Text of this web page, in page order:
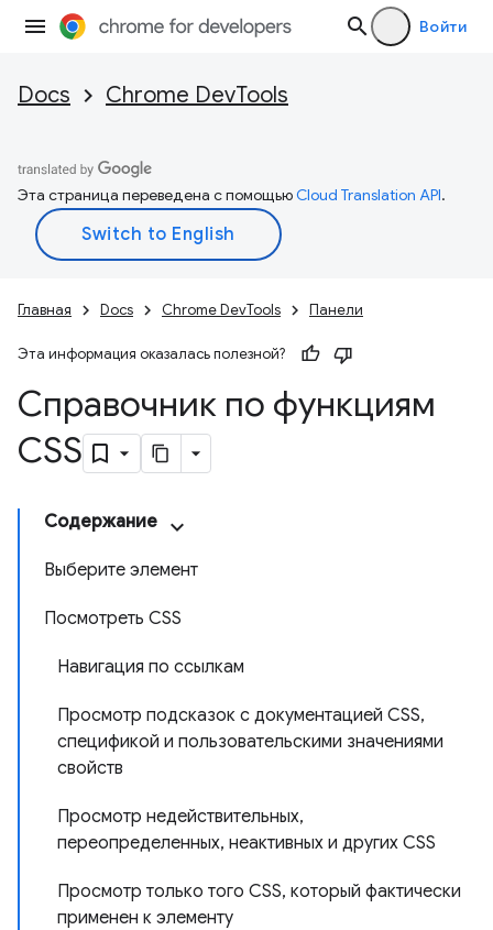
Войти
Docs Chrome DevTools
Эта страница переведена с помощьюCloud Translation API.
Главная Docs Chrome DevTools Панели
Эта информация оказалась полезной?
Справочник по функциям
CSS
Содержание
Выберите элемент
Посмотреть CSS
Навигация по ссылкам
Просмотр подсказок с документацией CSS,
спецификой и пользовательскими значениями
свойств
Просмотр недействительных,
переопределенных, неактивных и других CSS
Просмотр только того CSS, который фактически
применен к элементу